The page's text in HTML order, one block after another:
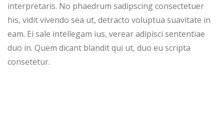
interpretaris. No phaedrum sadipscing consectetuer
his, vidit vivendo sea ut, detracto voluptua suavitate in
eam. Ei sale intellegam ius, verear adipisci sententiae
duo in. Quem dicant blandit qui ut, duo eu scripta
consetetur.